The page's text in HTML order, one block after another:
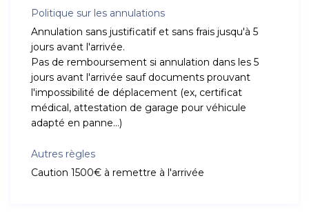
Politique sur les annulations
Annulation sans justificatif et sans frais jusqu'à 5
jours avant l'arrivée.
Pas de remboursement si annulation dans les 5
jours avant l'arrivée sauf documents prouvant
l'impossibilité de déplacement (ex, certificat
médical, attestation de garage pour véhicule
adapté en panne...)
Autres règles
Caution 1500€ à remettre à l'arrivée